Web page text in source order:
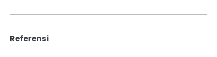
Referensi